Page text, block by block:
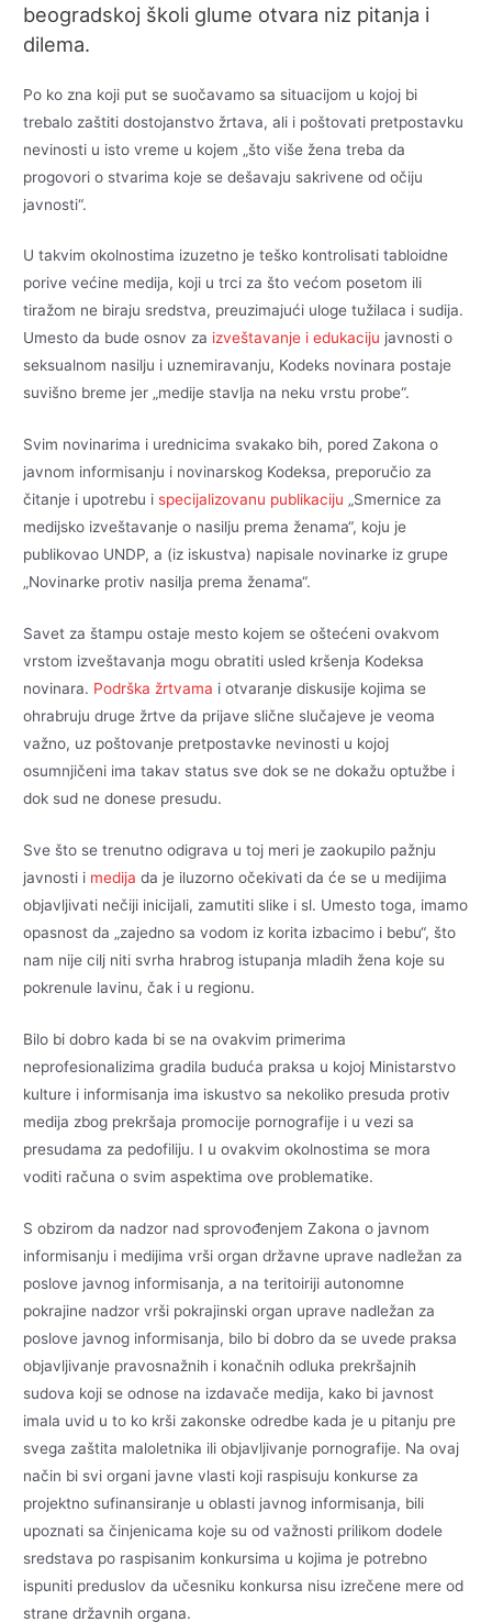
beogradskoj školi glume otvara niz pitanja i
dilema.
Po ko zna koji put se suočavamo sa situacijom u kojoj bi
trebalo zaštiti dostojanstvo žrtava, ali i poštovati pretpostavku
nevinosti u isto vreme u kojem „što više žena treba da
progovori o stvarima koje se dešavaju sakrivene od očiju
javnosti“.
U takvim okolnostima izuzetno je teško kontrolisati tabloidne
porive većine medija, koji u trci za što većom posetom ili
tiražom ne biraju sredstva, preuzimajući uloge tužilaca i sudija.
Umesto da bude osnov za izveštavanje i edukaciju javnosti o
seksualnom nasilju i uznemiravanju, Kodeks novinara postaje
suvišno breme jer „medije stavlja na neku vrstu probe“.
Svim novinarima i urednicima svakako bih, pored Zakona o
javnom informisanju i novinarskog Kodeksa, preporučio za
čitanje i upotrebu ispecijalizovanu publikaciju „Smernice za
medijsko izveštavanje o nasilju prema ženama“, koju je
publikovao UNDP, a (iz iskustva) napisale novinarke iz grupe
„Novinarke protiv nasilja prema ženama“.
Savet za štampu ostaje mesto kojem se oštećeni ovakvom
vrstom izveštavanja mogu obratiti usled kršenja Kodeksa
novinara. Podrška žrtvama i otvaranje diskusije kojima se
ohrabruju druge žrtve da prijave slične slučajeve je veoma
važno, uz poštovanje pretpostavke nevinosti u kojoj
osumnjičeni ima takav status sve dok se ne dokažu optužbe i
dok sud ne donese presudu.
Sve što se trenutno odigrava u toj meri je zaokupilo pažnju
javnosti i medija da je iluzorno očekivati da će se u medijima
objavljivati nečiji inicijali, zamutiti slike i sl. Umesto toga, imamo
opasnost da „zajedno sa vodom iz korita izbacimo i bebu“, što
nam nije cilj niti svrha hrabrog istupanja mladih žena koje su
pokrenule lavinu, čak i u regionu.
Bilo bi dobro kada bi se na ovakvim primerima
neprofesionalizima gradila buduća praksa u kojoj Ministarstvo
kulture i informisanja ima iskustvo sa nekoliko presuda protiv
medija zbog prekršaja promocije pornografije i u vezi sa
presudama za pedofiliju. I u ovakvim okolnostima se mora
voditi računa o svim aspektima ove problematike.
S obzirom da nadzor nad sprovođenjem Zakona o javnom
informisanju i medijima vrši organ državne uprave nadležan za
poslove javnog informisanja, a na teritoiriji autonomne
pokrajine nadzor vrši pokrajinski organ uprave nadležan za
poslove javnog informisanja, bilo bi dobro da se uvede praksa
objavljivanje pravosnažnih i konačnih odluka prekršajnih
sudova koji se odnose na izdavače medija, kako bi javnost
imala uvid u to ko krši zakonske odredbe kada je u pitanju pre
svega zaštita maloletnika ili objavljivanje pornografije. Na ovaj
način bi svi organi javne vlasti koji raspisuju konkurse za
projektno sufinansiranje u oblasti javnog informisanja, bili
upoznati sa činjenicama koje su od važnosti prilikom dodele
sredstava po raspisanim konkursima u kojima je potrebno
ispuniti preduslov da učesniku konkursa nisu izrečene mere od
strane državnih organa.